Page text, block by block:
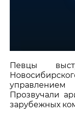
Певцы
Прозвучали
зарубежных